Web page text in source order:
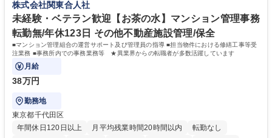
ン】業界未経験歓迎/自社ゲーム/WEB面接
株式会社関東合人社
未経験・ベテラン歓迎【お茶の水】マンション管理事務
転勤無/年休123日 その他不動産施設管理/保全
■マンション管理組合の運営サポート及び管理員の指導 ■担当物件における修繕工事等受
注業務 ■事務所内での事務業務等 ★異業界からの転職者が多数活躍しています
月給
38万円
勤務地
東京都千代田区
年間休日120日以上
月平均残業時間20時間以内 転勤なし